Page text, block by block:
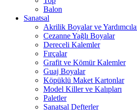
Balon
Sanatsal
Akrilik Boyalar ve
Cezanne Yağlı Boyalar
Dereceli Kalemler
Fırçalar
Grafit ve Kömür Kalemler
Guaj Boyalar
Köpüklü Maket Kartonlar
Model Killer ve Kalıpları
Paletler
Sanatsal Defterler